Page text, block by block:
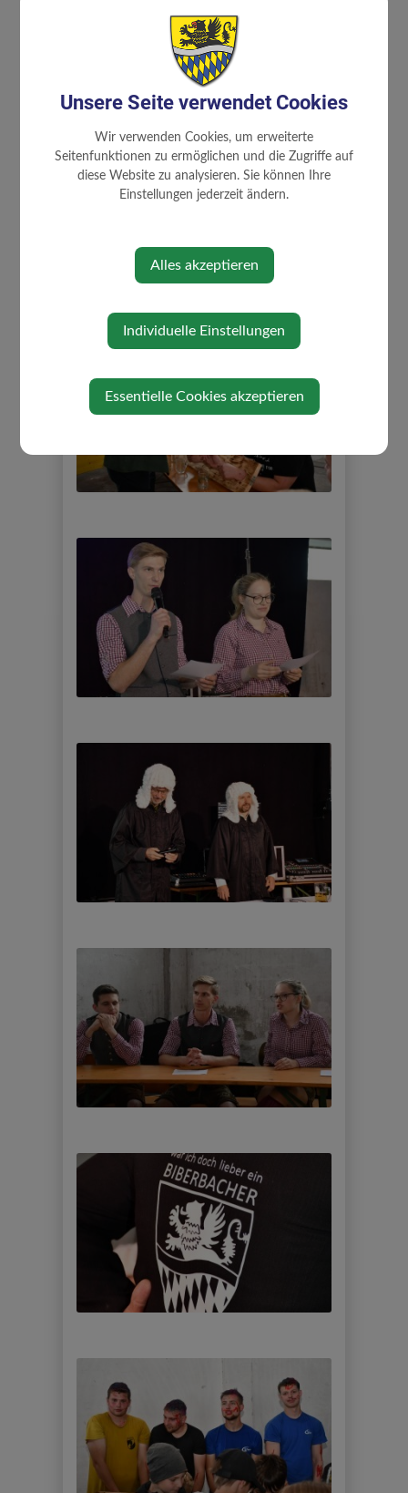
Unsere Seite verwendet Cookies
Wir verwenden Cookies, um erweiterte
Seitenfunktionen zu ermöglichen und die Zugriffe auf
diese Website zu analysieren. Sie können Ihre
Einstellungen jederzeit ändern.
Alles akzeptieren
Individuelle Einstellungen
Essentielle Cookies akzeptieren